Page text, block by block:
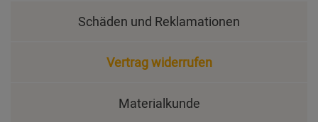
Schäden und Reklamationen
Vertrag widerrufen
Materialkunde